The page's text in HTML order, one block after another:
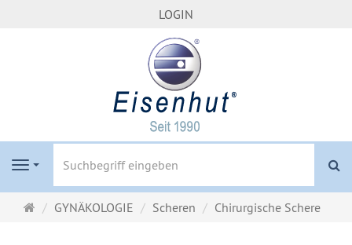
LOGIN
Navigation
Startseite
GYNÄKOLOGIE Scheren Chirurgische Schere